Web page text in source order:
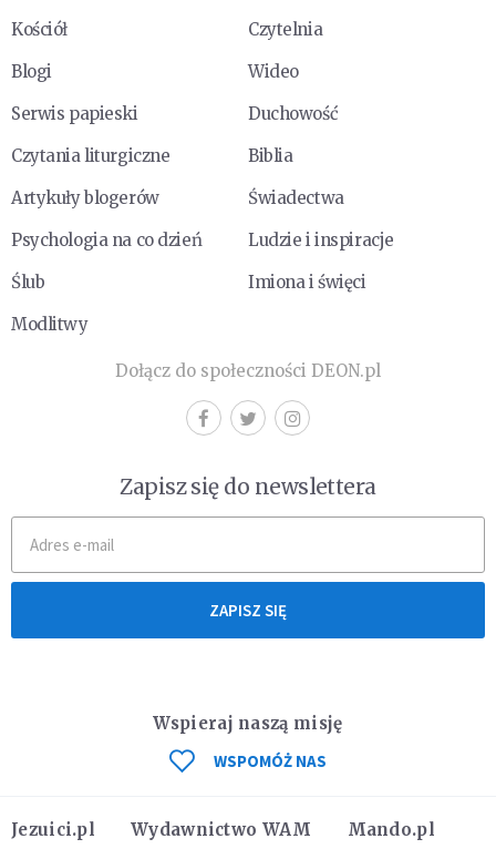
Kościół
Czytelnia
Blogi
Wideo
Serwis papieski
Duchowość
Czytania liturgiczne
Biblia
Artykuły blogerów
Świadectwa
Psychologia na co dzień
Ludzie i inspiracje
Ślub
Imiona i święci
Modlitwy
Dołącz do społeczności DEON.pl
Zapisz się do newslettera
ZAPISZ SIĘ
Jezuici.pl Wydawnictwo WAM Mando.pl
Wspieraj naszą misję
WSPOMÓŻ NAS